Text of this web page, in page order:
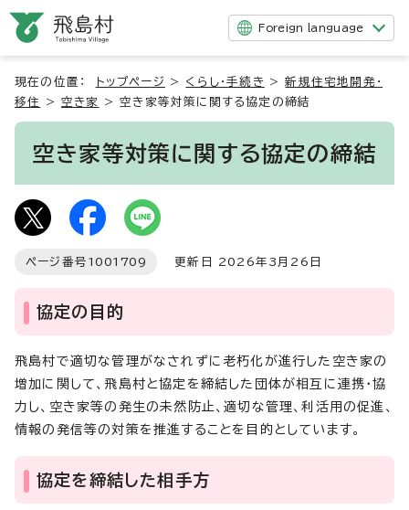
Foreign language
現在の位置： トップページ > くらし・手続き >新規住宅地開発・
移住
>空き家 >空き家等対策に関する協定の締結
空き家等対策に関する協定の締結
ページ番号 1001709 更新日 2026年3月26日
協定の目的
飛島村で適切な管理がなされずに老朽化が進行した空き家の
増加に関して、飛島村と協定を締結した団体が相互に連携・協
力し、空き家等の発生の未然防止、適切な管理、利活用の促進、
情報の発信等の対策を推進することを目的としています。
協定を締結した相手方